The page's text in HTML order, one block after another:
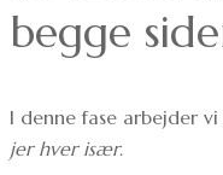
begge
I denne fase arbejder vi
jer hver især.